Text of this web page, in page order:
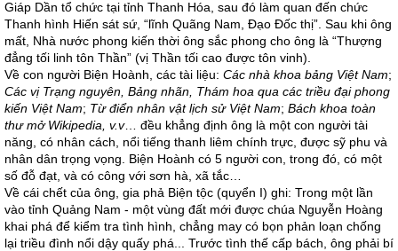
Giáp Dần tổ chức tại tỉnh Thanh Hóa, sau đó làm quan đến chức
Thanh hình Hiến sát sứ, “lĩnh Quãng Nam, Đạo Đốc thị”. Sau khi ông
mất, Nhà nước phong kiến thời ông sắc phong cho ông là “Thượng
đẳng tối linh tôn Thần” (vị Thần tối cao được tôn vinh).
Về con người Biện Hoành, các tài liệu: Các nhà khoa bảng Việt Nam;
Các vị Trạng nguyên, Bảng nhãn, Thám hoa qua các triều đại phong
kiến Việt Nam; Từ điển nhân vật lịch sử Việt Nam; Bách khoa toàn
thư mở Wikipedia, v.v… đều khẳng định ông là một con người tài
năng, có nhân cách, nổi tiếng thanh liêm chính trực, được sỹ phu và
nhân dân trọng vọng. Biện Hoành có 5 người con, trong đó, có một
số đỗ đạt, và có công với sơn hà, xã tắc…
Về cái chết của ông, gia phả Biện tộc (quyển I) ghi: Trong một lần
vào tỉnh Quảng Nam - một vùng đất mới được chúa Nguyễn Hoàng
khai phá để kiểm tra tình hình, chẳng may có bọn phản loạn chống
lại triều đình nổi dậy quấy phá... Trước tình thế cấp bách, ông phải bí